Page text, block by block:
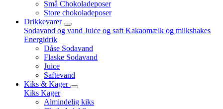
Små Chokoladeposer
Store chokoladeposer
Drikkevarer
Sodavand og vand Juice og saft Kakaomælk og milkshakes
Energidrik
Dåse Sodavand
Flaske Sodavand
Juice
Saftevand
Kiks & Kager
Kiks Kager
Almindelig kiks